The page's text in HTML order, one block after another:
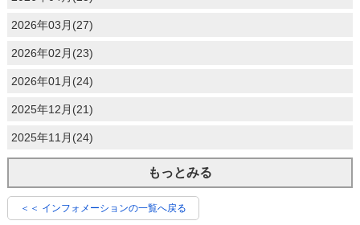
2026年03月(27)
2026年02月(23)
2026年01月(24)
2025年12月(21)
2025年11月(24)
もっとみる
＜＜ インフォメーションの一覧へ戻る